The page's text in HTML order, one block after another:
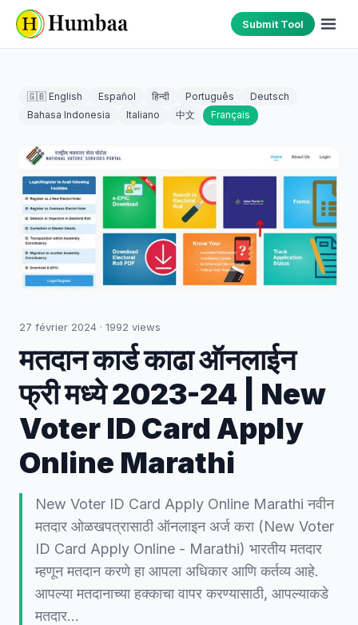
Submit Tool
🇬🇧 English Español हिन्दी Português
Deutsch
Bahasa Indonesia
Italiano 中文 Français
27 février 2024 · 1992 views
मतदान कार्ड काढा ऑनलाईन
फ्री मध्ये 2023-24 | New
Voter ID Card Apply
Online Marathi
New Voter ID Card Apply Online Marathi नवीन
मतदार ओळखपत्रासाठी ऑनलाइन अर्ज करा (New Voter
ID Card Apply Online - Marathi) भारतीय मतदार
म्हणून मतदान करणे हा आपला अधिकार आणि कर्तव्य आहे.
आपल्या मतदानाच्या हक्काचा वापर करण्यासाठी, आपल्याकडे
मतदार…